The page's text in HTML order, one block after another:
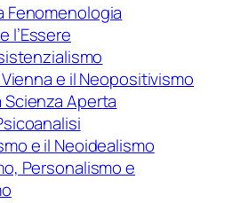
Fenomenologia
l’Essere
e il Neopositivismo
Scienza Aperta
e il Neoidealismo
Personalismo e